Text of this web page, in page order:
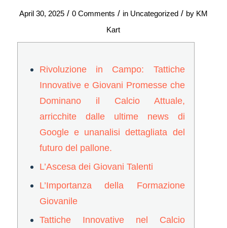
April 30, 2025 / 0 Comments / in Uncategorized / by KM
Kart
Rivoluzione in Campo: Tattiche
Innovative e Giovani Promesse che
Dominano il Calcio Attuale,
arricchite dalle ultime news di
Google e unanalisi dettagliata del
futuro del pallone.
L’Ascesa dei Giovani Talenti
L’Importanza della Formazione
Giovanile
Tattiche Innovative nel Calcio